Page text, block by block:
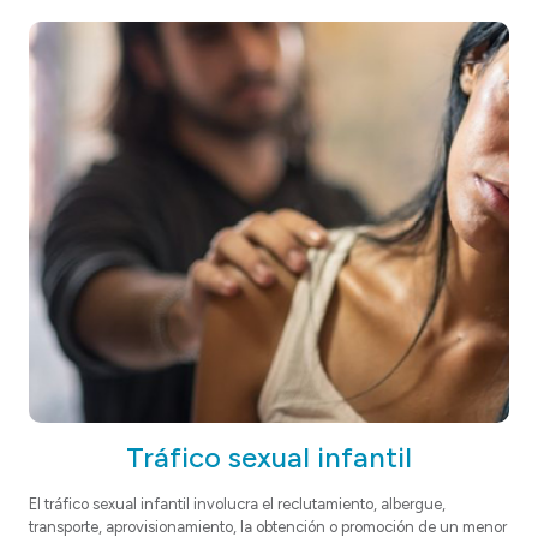
Tráfico sexual infantil
El tráfico sexual infantil involucra el reclutamiento, albergue,
transporte, aprovisionamiento, la obtención o promoción de un menor